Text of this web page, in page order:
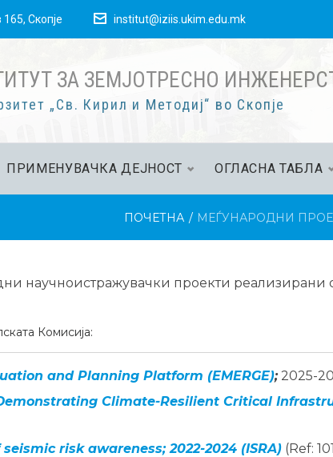
Скопје institut@iziis.ukim.edu.mk
ЗА ЗЕМЈОТРЕСНО
„Св. Кирил и Методиј“ во Скопје
ПРИМЕНУВАЧКА ДЕЈНОСТ ОГЛАСНА ТАБЛА
ПОЧЕТНА / МЕЃУНАРОДНИ
научноистражувачки проекти реализирани
Комисија:
and Planning Platform (EMERGE);2025-
Climate-Resilient Critical
risk awareness; 2022-2024 (ISRA) (Ref: